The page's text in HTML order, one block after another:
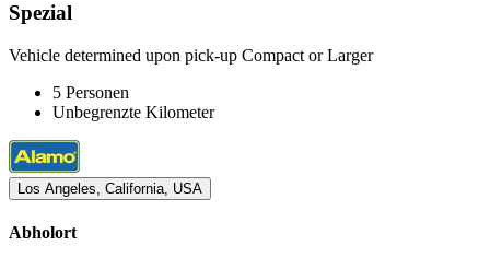
Spezial
Vehicle determined upon pick-up Compact or Larger
5 Personen
Unbegrenzte Kilometer
Los Angeles, California, USA
Abholort